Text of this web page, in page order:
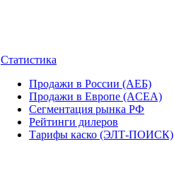
Статистика
Продажи в России (АЕБ)
Продажи в Европе (ACEA)
Сегментация рынка РФ
Рейтинги дилеров
Тарифы каско (ЭЛТ-ПОИСК)